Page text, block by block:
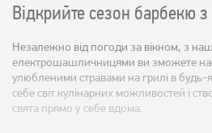
Відкрийте сезон барбекю
Незалежно від погоди за вікном, з
електрошашличницями ви зможете
улюбленими стравами на грилі в будь-
себе світ кулінарних можливостей і
свята прямо у себе вдома.